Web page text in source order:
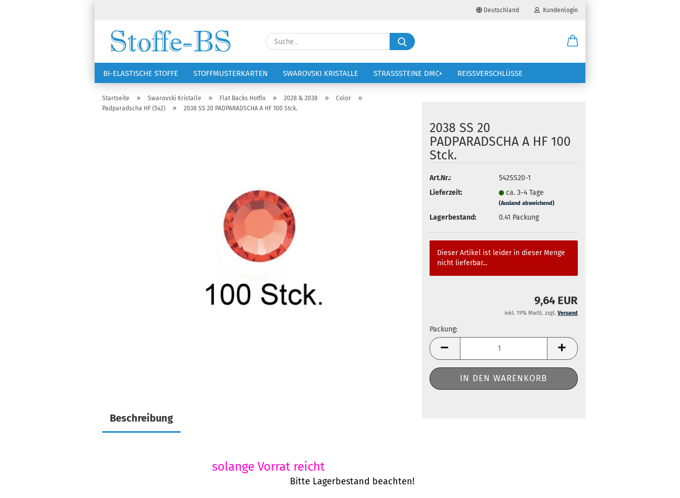
Deutschland
Lieferland
Kundenlogin
Konto erstellen
Suche...
BI-ELASTISCHE STOFFE STOFFMUSTERKARTEN SWAROVSKI KRISTALLE STRASSSTEINE DMC+ REISSVERSCHLÜSSE
NÄHZUBEHÖR RSG KAPPEN VOLTIGIERANZÜGE STICKEREI
Startseite » Swarovski Kristalle » Flat Backs Hotfix » 2028 & 2038 » Color »
Padparadscha HF (542) » 2038 SS 20 PADPARADSCHA A HF 100 Stck.
2038 SS 20
PADPARADSCHA A HF 100
Stck.
Art.Nr.:
542SS20-1
Lieferzeit:
ca. 3-4 Tage
(Ausland abweichend)
Lagerbestand: 0.41 Packung
Dieser Artikel ist leider in dieser Menge
nicht lieferbar...
9,64 EUR
inkl. 19% MwSt. zzgl. Versand
Packung:
Packung
Beschreibung
solange Vorrat reicht
Bitte Lagerbestand beachten!